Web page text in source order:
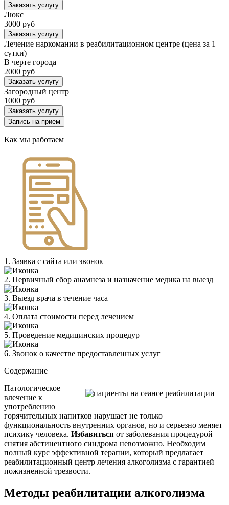
Заказать услугу
Люкс
3000 руб
Заказать услугу
Лечение наркомании в реабилитационном центре (цена за 1
сутки)
В черте города
2000 руб
Заказать услугу
Загородный центр
1000 руб
Заказать услугу
Запись на прием
Как мы работаем
1. Заявка с сайта или звонок
2. Первичный сбор анамнеза и назначение медика на выезд
3. Выезд врача в течение часа
4. Оплата стоимости перед лечением
5. Проведение медицинских процедур
6. Звонок о качестве предоставленных услуг
Содержание
Патологическое
влечение к
употреблению
горячительных напитков нарушает не только
функциональность внутренних органов, но и серьезно меняет
психику человека. Избавиться от заболевания процедурой
снятия абстинентного синдрома невозможно. Необходим
полный курс эффективной терапии, который предлагает
реабилитационный центр лечения алкоголизма с гарантией
пожизненной трезвости.
Методы реабилитации алкоголизма